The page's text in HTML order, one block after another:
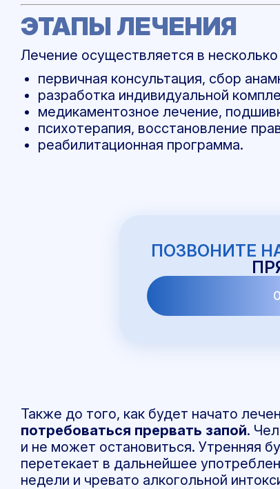
ЭТАПЫ ЛЕЧЕНИЯ
Лечение осуществляется в несколько
первичная консультация, сбор
разработка индивидуальной
медикаментозное лечение,
психотерапия, восстановление
реабилитационная программа.
ПОЗВОНИТЕ
Также до того, как будет начато
потребоваться прервать запой.
и не может остановиться. Утренняя
перетекает в дальнейшее
недели и чревато алкогольной